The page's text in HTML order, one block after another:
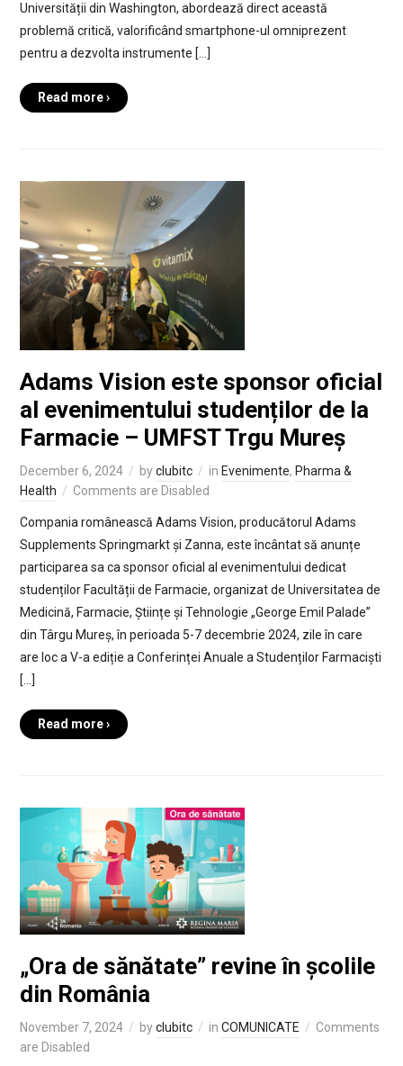
Universității din Washington, abordează direct această
problemă critică, valorificând smartphone-ul omniprezent
pentru a dezvolta instrumente […]
Read more ›
Adams Vision este sponsor oficial
al evenimentului studenților de la
Farmacie – UMFST Trgu Mureș
December 6, 2024 byclubitc in Evenimente, Pharma &
Health
Comments are Disabled
Compania românească Adams Vision, producătorul Adams
Supplements Springmarkt și Zanna, este încântat să anunțe
participarea sa ca sponsor oficial al evenimentului dedicat
studenților Facultății de Farmacie, organizat de Universitatea de
Medicină, Farmacie, Științe și Tehnologie „George Emil Palade”
din Târgu Mureș, în perioada 5-7 decembrie 2024, zile în care
are loc a V-a ediție a Conferinței Anuale a Studenților Farmaciști
[…]
Read more ›
„Ora de sănătate” revine în școlile
din România
November 7, 2024 byclubitc in COMUNICATE
Comments
are Disabled